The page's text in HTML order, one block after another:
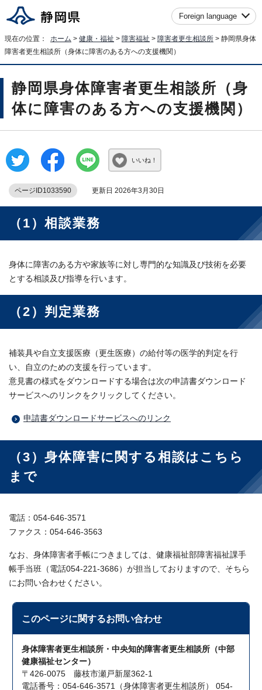
Foreign language
現在の位置： ホーム > 健康・福祉 > 障害福祉 > 障害者更生相談所 > 静岡県身体
障害者更生相談所（身体に障害のある方への支援機関）
静岡県身体障害者更生相談所（身
体に障害のある方への支援機関）
いいね！
ページID1033590 更新日 2026年3月30日
（1）相談業務
身体に障害のある方や家族等に対し専門的な知識及び技術を必要
とする相談及び指導を行います。
（2）判定業務
補装具や自立支援医療（更生医療）の給付等の医学的判定を行
い、自立のための支援を行っています。
意見書の様式をダウンロードする場合は次の申請書ダウンロード
サービスへのリンクをクリックしてください。
申請書ダウンロードサービスへのリンク
（3）身体障害に関する相談はこちら
まで
電話：054-646-3571
ファクス：054-646-3563
なお、身体障害者手帳につきましては、健康福祉部障害福祉課手
帳手当班（電話054-221-3686）が担当しておりますので、そちら
にお問い合わせください。
このページに関するお問い合わせ
身体障害者更生相談所・中央知的障害者更生相談所（中部
健康福祉センター）
〒426-0075 藤枝市瀬戸新屋362-1
電話番号：054-646-3571（身体障害者更生相談所） 054-